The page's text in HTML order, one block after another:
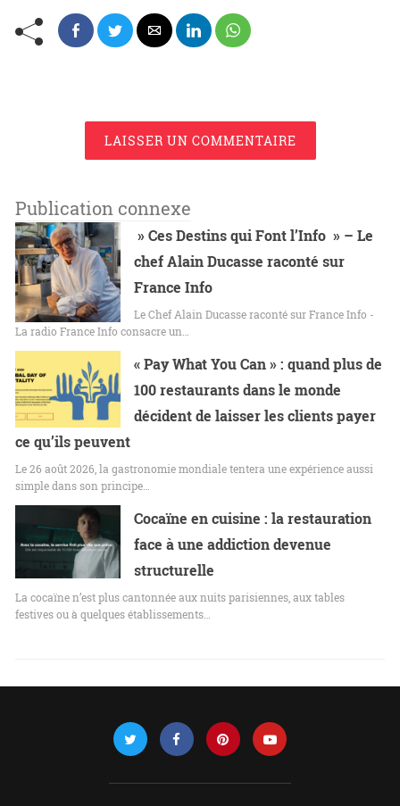
LAISSER UN COMMENTAIRE
Publication connexe
» Ces Destins qui Font l’Info » – Le
chef Alain Ducasse raconté sur
France Info
Le Chef Alain Ducasse raconté sur France Info -
La radio France Info consacre un…
« Pay What You Can » : quand plus de
100 restaurants dans le monde
décident de laisser les clients payer
ce qu’ils peuvent
Le 26 août 2026, la gastronomie mondiale tentera une expérience aussi
simple dans son principe…
Cocaïne en cuisine : la restauration
face à une addiction devenue
structurelle
La cocaïne n’est plus cantonnée aux nuits parisiennes, aux tables
festives ou à quelques établissements…